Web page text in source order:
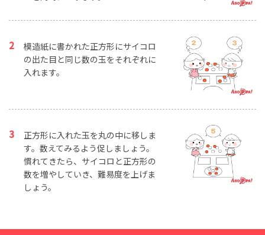
模造紙に書かれた正方形にサイコロ
の出た目と同じ数の玉をそれぞれに
入れます。
正方形に入れた玉を丸の中に移しま
す。数えてみるよう促しましょう。
慣れてきたら、サイコロと正方形の
数を増やしていき、難易度を上げま
しょう。